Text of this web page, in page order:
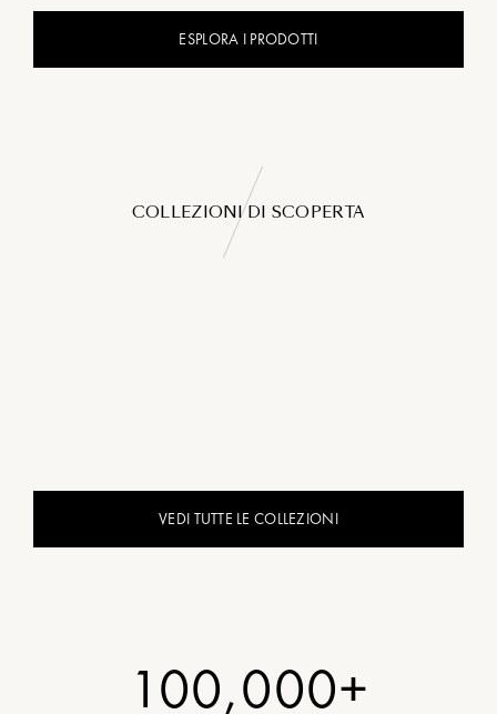
ESPLORA I PRODOTTI
COLLEZIONI DI SCOPERTA
VEDI TUTTE LE COLLEZIONI
100,000+